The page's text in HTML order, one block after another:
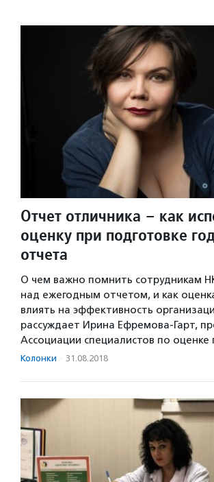
Отчет отличника – как
оценку при подготовке
отчета
О чем важно помнить сотрудникам
над ежегодным отчетом, и как
влиять на эффективность
рассуждает Ирина Ефремова-Гарт,
Ассоциации специалистов по
Колонки · 31.08.2018